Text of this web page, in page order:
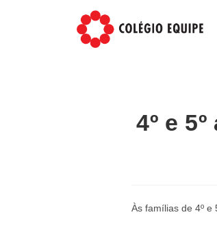
4º e
Às famílias de 4º e